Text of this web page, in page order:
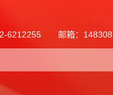
6212255 邮箱：